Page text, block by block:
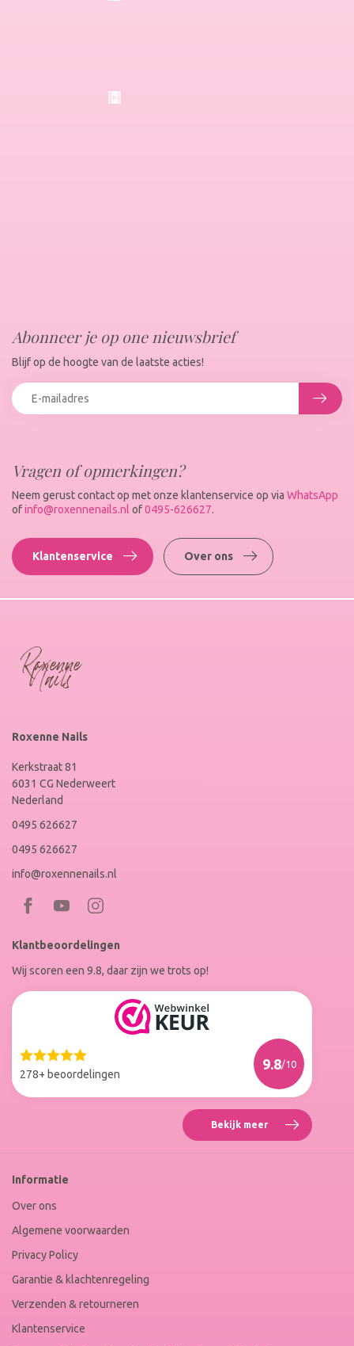
Vragen of opmerkingen?
Neem gerust contact op met onze klantenservice op via WhatsApp
ofinfo@roxennenails.nl of0495-626627.
Klantenservice Over ons
Abonneer je op one nieuwsbrief
Blijf op de hoogte van de laatste acties!
Roxenne Nails
Kerkstraat 81
6031 CG Nederweert
Nederland
0495 626627
0495 626627
info@roxennenails.nl
Bezoek
Facebook
op
Instagram
Klantbeoordelingen
Wij scoren een 9.8, daar zijn we trots op!
278+ beoordelingen
9.8/10
Web
Winkel
Bekijk meer Reviews
Roxenne
Informatie
Over ons
Algemene voorwaarden
Privacy Policy
Garantie & klachtenregeling
Verzenden & retourneren
Klantenservice